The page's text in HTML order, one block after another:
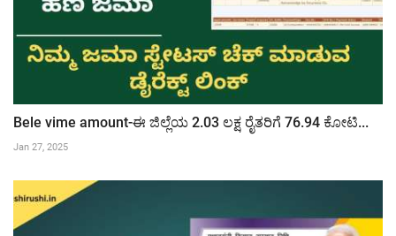
Bele vime amount-ಈ ಜಿಲ್ಲೆಯ 2.03 ಲಕ್ಷ ರೈತರಿಗೆ 76.94 ಕೋಟಿ...
Jan 27, 2025